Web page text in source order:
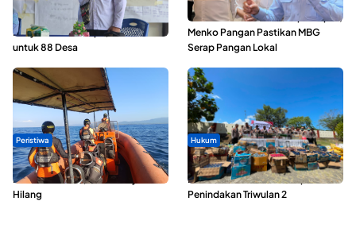
ABDESI Morotai Apresiasi
Penyaluran ADD Rp3,13 Miliar
untuk 88 Desa
SPPG di Maluku Utara Dipercepat,
Menko Pangan Pastikan MBG
Serap Pangan Lokal
Peristiwa
Dua Longboat Bertabrakan di
Perairan Taliabu, Satu Nelayan
Hilang
Hukum
Polda Maluku Utara Musnahkan
Ribuan Liter Miras Hasil Operasi
Penindakan Triwulan 2